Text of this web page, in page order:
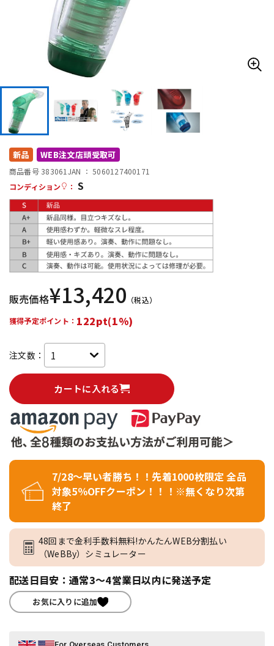
アンプ
DJ機器
DTM オンライン納品 レコーディング機器
配信/ライブ機器
新品 WEB注文店頭受取可
商品番号 383061 JAN ：5060127400171
コンディション
： S
販売価格¥13,420 （税込）
獲得予定ポイント： 122pt(1%)
注文数：
カートに入れる
7/28～早い者勝ち！！先着1000枚限定 全品
対象5％OFFクーポン！！！※無くなり次第
終了
48回まで金利手数料無料!かんたんWEB分割払い
（WeBBy）シミュレーター
配送日目安：通常3～4営業日以内に発送予定
お気に入りに追加